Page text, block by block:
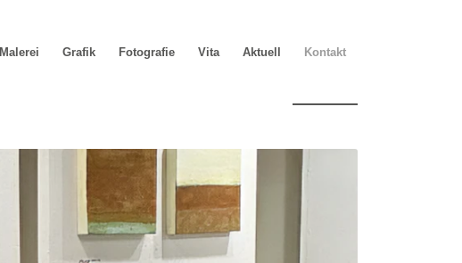
Malerei Grafik Fotografie Vita Aktuell Kontakt